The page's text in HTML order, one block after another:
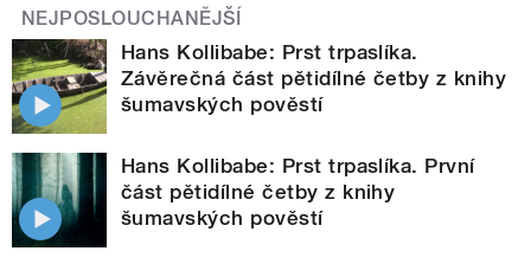
NEJPOSLOUCHANĚJŠÍ
Hans Kollibabe: Prst trpaslíka.
Závěrečná část pětidílné četby z knihy
šumavských pověstí
Hans Kollibabe: Prst trpaslíka. První
část pětidílné četby z knihy
šumavských pověstí